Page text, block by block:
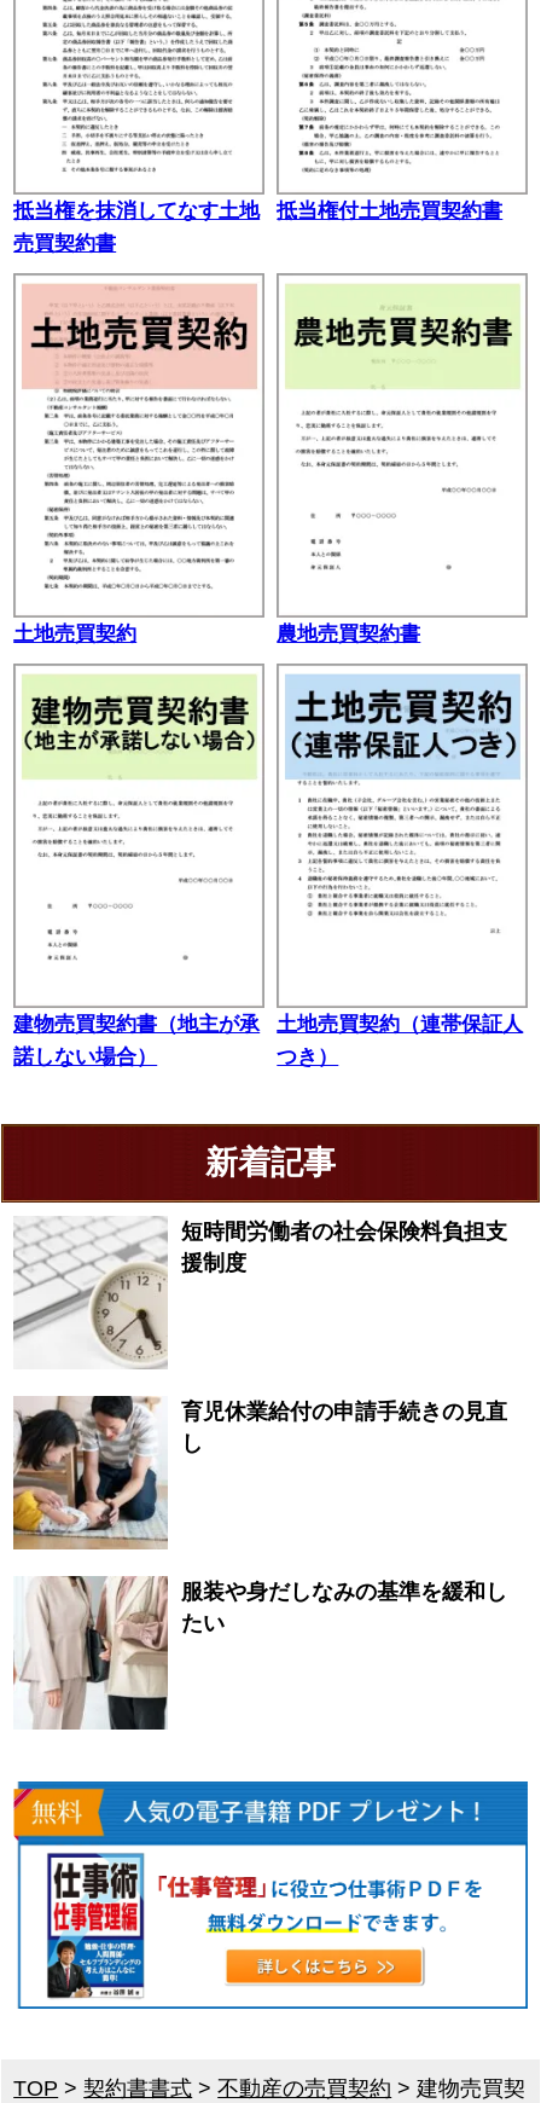
抵当権を抹消してなす土地
売買契約書
抵当権付土地売買契約書
土地売買契約 農地売買契約書
建物売買契約書（地主が承
諾しない場合）
土地売買契約（連帯保証人
つき）
新着記事
短時間労働者の社会保険料負担支
援制度
育児休業給付の申請手続きの見直
し
服装や身だしなみの基準を緩和し
たい
TOP >契約書書式 >不動産の売買契約 >建物売買契